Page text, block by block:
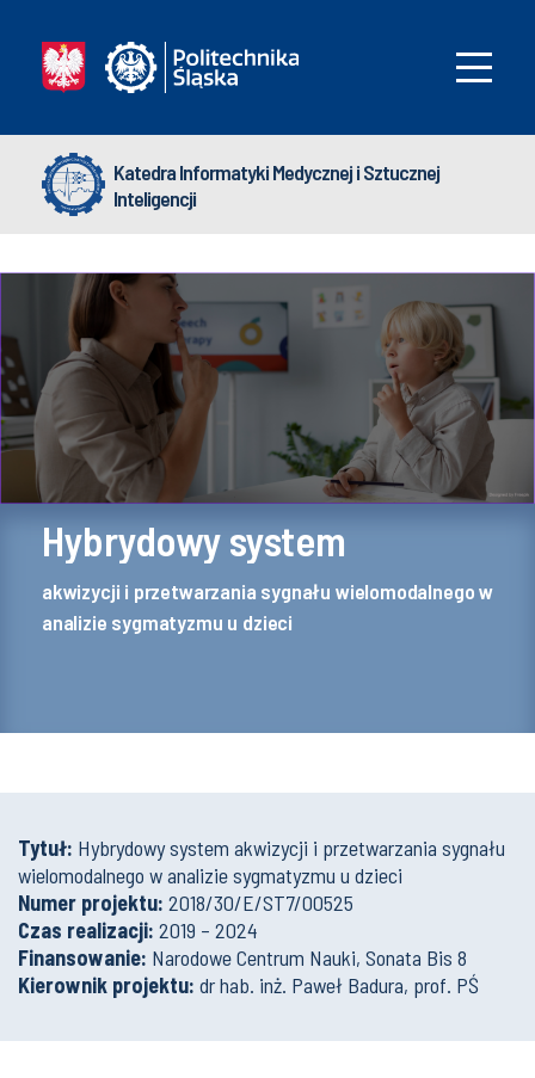
Katedra Informatyki Medycznej i Sztucznej
Inteligencji
Hybrydowy system
akwizycji i przetwarzania sygnału wielomodalnego w
analizie sygmatyzmu u dzieci
Tytuł: Hybrydowy system akwizycji i przetwarzania sygnału
wielomodalnego w analizie sygmatyzmu u dzieci
Numer projektu: 2018/30/E/ST7/00525
Czas realizacji: 2019 – 2024
Finansowanie: Narodowe Centrum Nauki, Sonata Bis 8
Kierownik projektu: dr hab. inż. Paweł Badura, prof. PŚ